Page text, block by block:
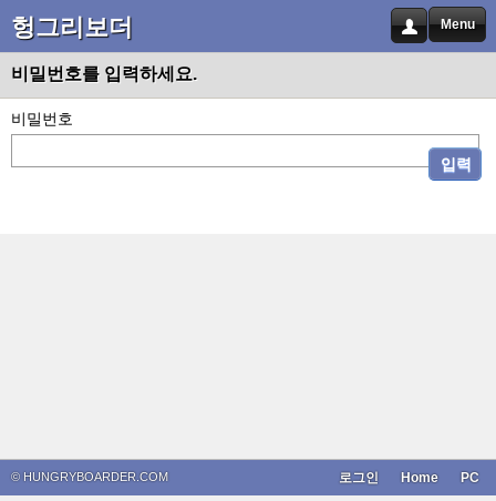
헝그리보더 Menu
비밀번호를 입력하세요.
비밀번호
입력
© HUNGRYBOARDER.COM PC
Home
로그인